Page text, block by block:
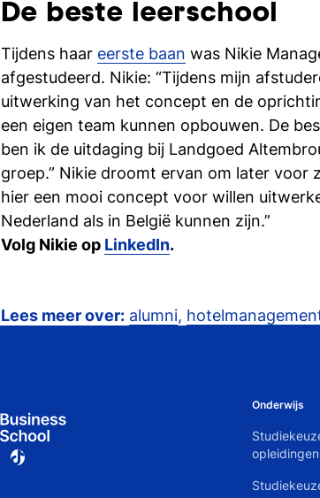
De beste leerschool
Tijdens haar eerste baan was Nikie
afgestudeerd. Nikie: “Tijdens mijn
uitwerking van het concept en de
een eigen team kunnen opbouwen. De
ben ik de uitdaging bij Landgoed
groep.” Nikie droomt ervan om later voor
hier een mooi concept voor willen
Nederland als in België kunnen zijn.”
Volg Nikie op LinkedIn.
Lees meer over: alumni,
Onderwijs
opleidingen